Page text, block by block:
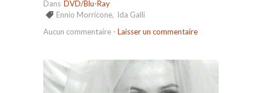
Dans DVD/Blu-Ray
Ennio Morricone, Ida Galli
Aucun commentaire - Laisser un commentaire